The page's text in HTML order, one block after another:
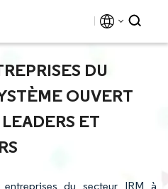
DU
OUVERT
ET
du secteur IRM à